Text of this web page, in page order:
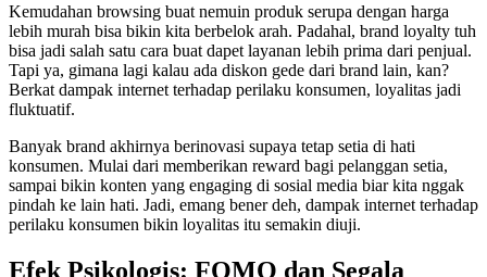
Kemudahan browsing buat nemuin produk serupa dengan harga
lebih murah bisa bikin kita berbelok arah. Padahal, brand loyalty tuh
bisa jadi salah satu cara buat dapet layanan lebih prima dari penjual.
Tapi ya, gimana lagi kalau ada diskon gede dari brand lain, kan?
Berkat dampak internet terhadap perilaku konsumen, loyalitas jadi
fluktuatif.
Banyak brand akhirnya berinovasi supaya tetap setia di hati
konsumen. Mulai dari memberikan reward bagi pelanggan setia,
sampai bikin konten yang engaging di sosial media biar kita nggak
pindah ke lain hati. Jadi, emang bener deh, dampak internet terhadap
perilaku konsumen bikin loyalitas itu semakin diuji.
Efek Psikologis: FOMO dan Segala